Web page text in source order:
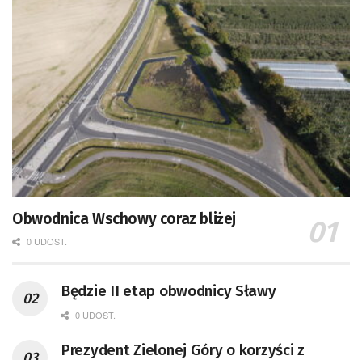
Obwodnica Wschowy coraz bliżej
0 UDOST.
Będzie II etap obwodnicy Sławy
0 UDOST.
Prezydent Zielonej Góry o korzyści z